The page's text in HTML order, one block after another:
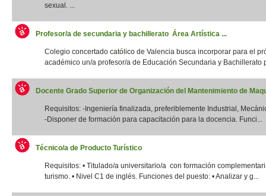
sexual. ...
Profesor/a de secundaria y bachillerato Área Artística ...
Colegio concertado católico de Valencia busca incorporar para el
académico un/a profesor/a de Educación Secundaria y Bachillerato
Docente Grado Superior de Organización del Mantenimiento de
Requisitos: -Ingeniería finalizada, preferiblemente Industrial,
-Disponer de formación para capacitación para la docencia. Funci...
Técnico/a de Producto Turístico
Requisitos: • Titulado/a universitario/a con formación
turismo. • Nivel C1 de inglés. Funciones del puesto: • Analizar y g...